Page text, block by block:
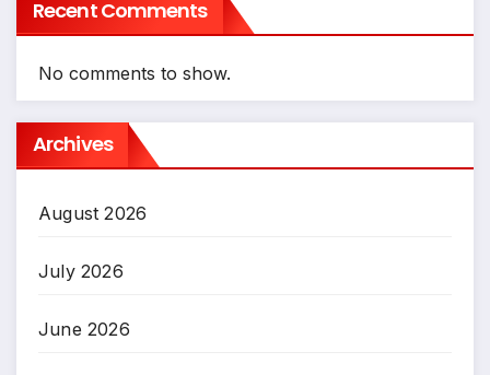
Recent Comments
No comments to show.
Archives
August 2026
July 2026
June 2026